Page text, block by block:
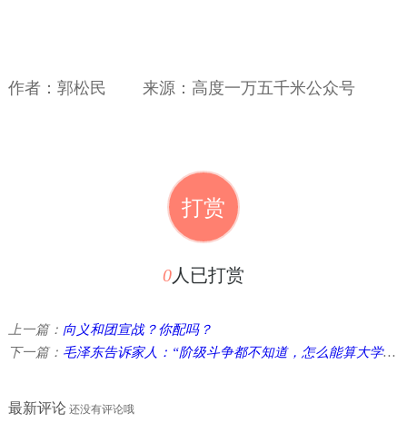
作者：郭松民 来源：高度一万五千米公众号
打赏
0人已打赏
上一篇： 向义和团宣战？你配吗？
下一篇： 毛泽东告诉家人：“阶级斗争都不知道，怎么能算大学毕业？” ...
最新评论还没有评论哦